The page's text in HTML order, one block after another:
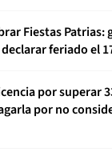
Fiestas Patrias:
declarar feriado el
por superar
por no